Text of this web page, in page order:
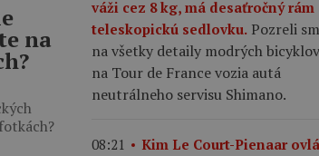
na
váži cez 8 kg, má desaťročný rám
teleskopickú sedlovku. Pozreli
na všetky detaily modrých
na Tour de France vozia autá
neutrálneho servisu Shimano.
08:21
Kim Le Court-Pienaar